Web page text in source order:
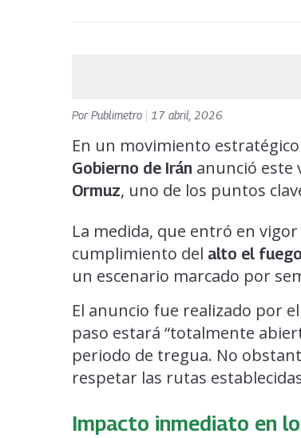
PorPublimetro 17 abril, 2026
En un movimiento
Gobierno de Irán anunció este
Ormuz, uno de los puntos
La medida, que entró en
cumplimiento del alto el
un escenario marcado por
El anuncio fue realizado por
paso estará “totalmente
periodo de tregua. No
respetar las rutas
Impacto inmediato en